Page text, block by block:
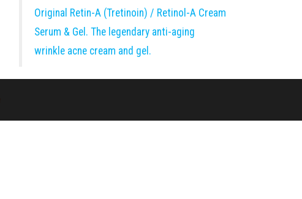
Original Retin-A (Tretinoin) / Retinol-A Cream
Serum & Gel. The legendary anti-aging
wrinkle acne cream and gel.